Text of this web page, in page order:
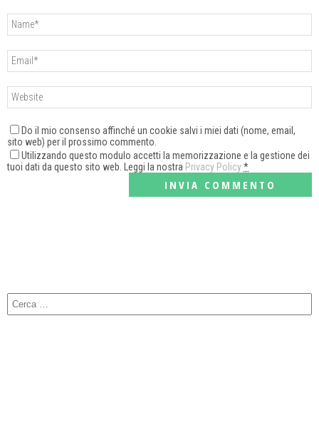
Do il mio consenso affinché un cookie salvi i miei dati (nome, email,
sito web) per il prossimo commento.
Utilizzando questo modulo accetti la memorizzazione e la gestione dei
tuoi dati da questo sito web. Leggi la nostra Privacy Policy*